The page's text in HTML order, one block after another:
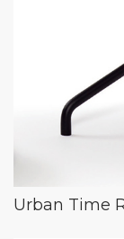
Urban Time